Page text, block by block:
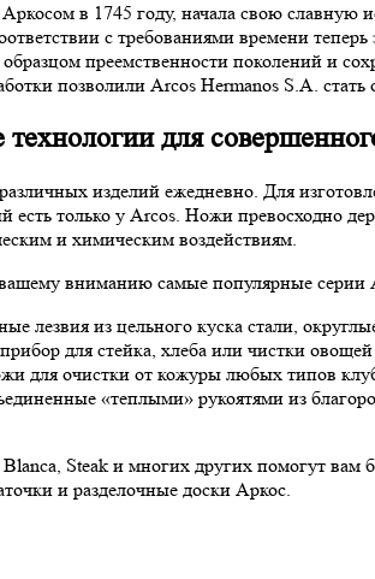
в 1745 году, начала свою
с требованиями времени
образцом преемственности поколений и
позволили Arcos Hermanos S.A. стать
для совершенного
изделий ежедневно. Для
есть только у Arcos. Ножи превосходно
и химическим воздействиям.
вниманию самые популярные серии
лезвия из цельного куска стали,
для стейка, хлеба или чистки
для очистки от кожуры любых типов
«теплыми» рукоятями из
Steak и многих других помогут
и разделочные доски Аркос.